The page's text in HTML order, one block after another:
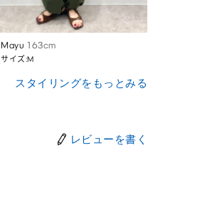
Mayu 163cm
サイズ:M
スタイリングをもっとみる
レビューを書く